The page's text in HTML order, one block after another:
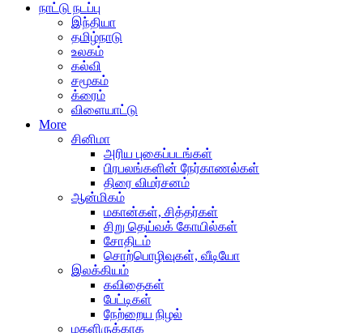
நாட்டு நடப்பு
இந்தியா
தமிழ்நாடு
உலகம்
கல்வி
சமூகம்
க்ரைம்
விளையாட்டு
More
சினிமா
அரிய புகைப்படங்கள்
பிரபலங்களின் நேர்காணல்கள்
திரை விமர்சனம்
ஆன்மிகம்
மகான்கள், சித்தர்கள்
சிறு தெய்வக் கோயில்கள்
சோதிடம்
சொற்பொழிவுகள், வீடியோ
இலக்கியம்
கவிதைகள்
பேட்டிகள்
நேற்றைய நிழல்
மகளிருக்காக